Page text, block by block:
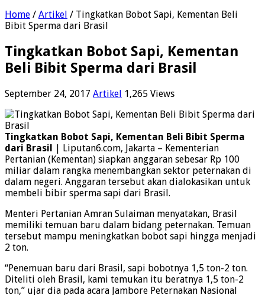
Home / Artikel / Tingkatkan Bobot Sapi, Kementan Beli
Bibit Sperma dari Brasil
Tingkatkan Bobot Sapi, Kementan
Beli Bibit Sperma dari Brasil
September 24, 2017 Artikel 1,265 Views
Tingkatkan Bobot Sapi, Kementan Beli Bibit Sperma
dari Brasil | Liputan6.com, Jakarta – Kementerian
Pertanian (Kementan) siapkan anggaran sebesar Rp 100
miliar dalam rangka menembangkan sektor peternakan di
dalam negeri. Anggaran tersebut akan dialokasikan untuk
membeli bibir sperma sapi dari Brasil.
Menteri Pertanian Amran Sulaiman menyatakan, Brasil
memiliki temuan baru dalam bidang peternakan. Temuan
tersebut mampu meningkatkan bobot sapi hingga menjadi
2 ton.
“Penemuan baru dari Brasil, sapi bobotnya 1,5 ton-2 ton.
Diteliti oleh Brasil, kami temukan itu beratnya 1,5 ton-2
ton,” ujar dia pada acara Jambore Peternakan Nasional